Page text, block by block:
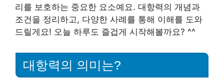
리를 보호하는 중요한 요소예요. 대항력의 개념과
조건을 정리하고, 다양한 사례를 통해 이해를 도와
드릴게요! 오늘 하루도 즐겁게 시작해볼까요? ^^
대항력의 의미는?